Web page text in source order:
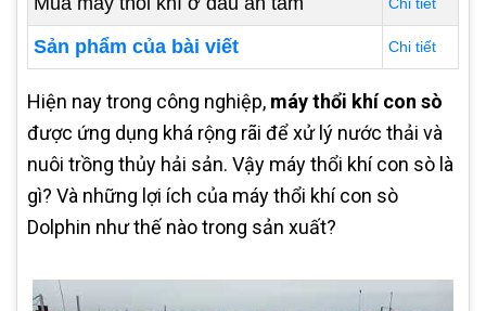
Sản phẩm của bài viết Chi tiết
Hiện nay trong công nghiệp, máy thổi khí con sò
được ứng dụng khá rộng rãi để xử lý nước thải và
nuôi trồng thủy hải sản. Vậy máy thổi khí con sò là
gì? Và những lợi ích của máy thổi khí con sò
Dolphin như thế nào trong sản xuất?